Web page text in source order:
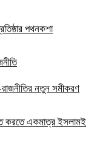
পথনকশা
নতুন সমীকরণ
করতে একমাত্র ইসলামই